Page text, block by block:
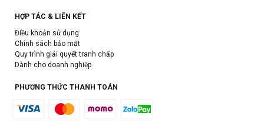
HỢP TÁC & LIÊN KẾT
Điều khoản sử dụng
Chính sách bảo mật
Quy trình giải quyết tranh chấp
Dành cho doanh nghiệp
PHƯƠNG THỨC THANH TOÁN